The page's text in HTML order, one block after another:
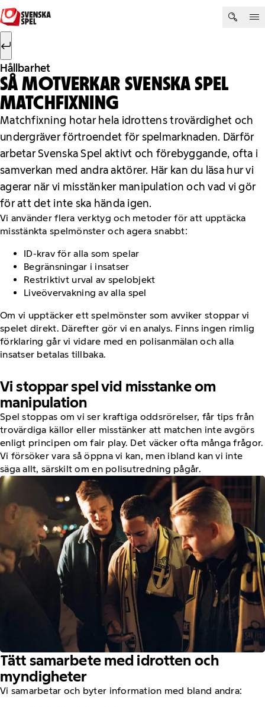
Hoppa till innehåll
Sök efter:
Hållbarhet
SÅ MOTVERKAR SVENSKA SPEL
MATCHFIXNING
Matchfixning hotar hela idrottens trovärdighet och
undergräver förtroendet för spelmarknaden. Därför
arbetar Svenska Spel aktivt och förebyggande, ofta i
samverkan med andra aktörer. Här kan du läsa hur vi
agerar när vi misstänker manipulation och vad vi gör
för att det inte ska hända igen.
Vi använder flera verktyg och metoder för att upptäcka
misstänkta spelmönster och agera snabbt:
ID-krav för alla som spelar
Begränsningar i insatser
Restriktivt urval av spelobjekt
Liveövervakning av alla spel
Om vi upptäcker ett spelmönster som avviker stoppar vi
spelet direkt. Därefter gör vi en analys. Finns ingen rimlig
förklaring går vi vidare med en polisanmälan och alla
insatser betalas tillbaka.
Vi stoppar spel vid misstanke om
manipulation
Spel stoppas om vi ser kraftiga oddsrörelser, får tips från
trovärdiga källor eller misstänker att matchen inte avgörs
enligt principen om fair play. Det väcker ofta många frågor.
Vi försöker vara så öppna vi kan, men ibland kan vi inte
säga allt, särskilt om en polisutredning pågår.
Tätt samarbete med idrotten och
myndigheter
Vi samarbetar och byter information med bland andra: